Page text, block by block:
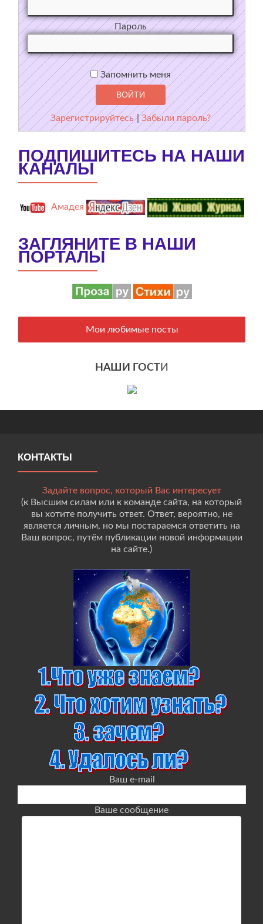
Пароль
Запомнить меня
Зарегистрируйтесь |Забыли пароль?
ПОДПИШИТЕСЬ НА НАШИ
КАНАЛЫ
Амадея
ЗАГЛЯНИТЕ В НАШИ
ПОРТАЛЫ
Мои любимые посты
НАШИ ГОСТИ
КОНТАКТЫ
Задайте вопрос, который Вас интересует
(к Высшим силам или к команде сайта, на который
вы хотите получить ответ. Ответ, вероятно, не
является личным, но мы постараемся ответить на
Ваш вопрос, путём публикации новой информации
на сайте.)
Ваш e-mail
Ваше сообщение